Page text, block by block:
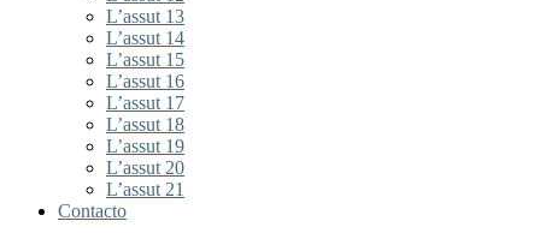
L’assut 13
L’assut 14
L’assut 15
L’assut 16
L’assut 17
L’assut 18
L’assut 19
L’assut 20
L’assut 21
Contacto